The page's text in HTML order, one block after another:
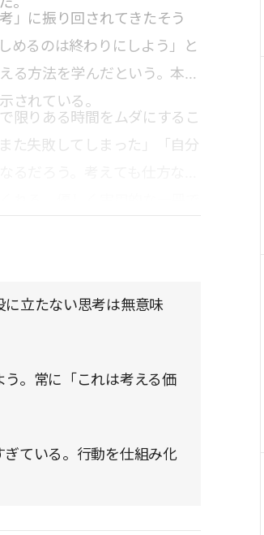
」に振り回されてきたそう
めるのは終わりにしよう」と
る方法を学んだという。本書
されている。
限りある時間をムダにするこ
た失敗してしまった」「自分
立たない思考は無意味
。常に「これは考える価
ている。行動を仕組み化